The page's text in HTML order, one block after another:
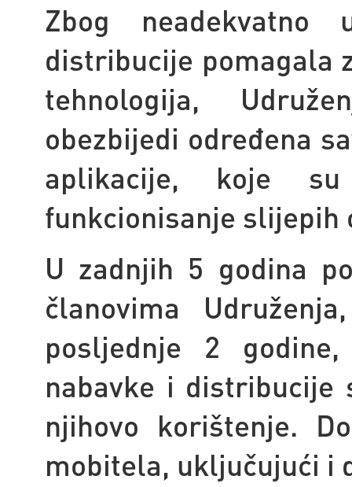
Zbog neadekvatno
distribucije pomagala
tehnologija,
obezbijedi određena
aplikacije, koje su
funkcionisanje slijepih
U zadnjih 5 godina
članovima
posljednje 2
nabavke i distribucije
njihovo korištenje.
mobitela, uključujući i